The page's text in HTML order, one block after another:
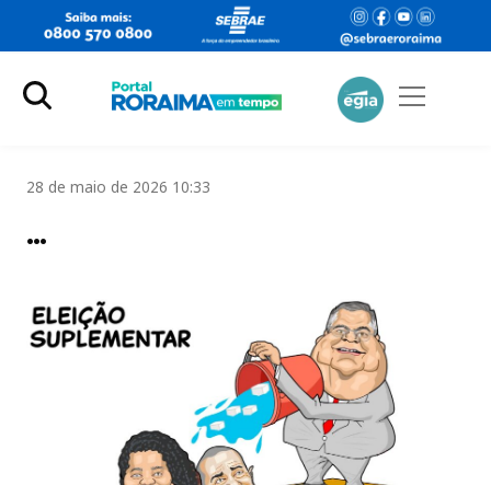
28 de maio de 2026 10:33
…